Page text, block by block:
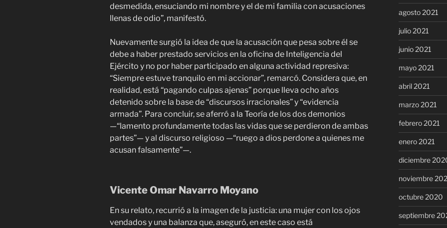
desmedida, ensuciando mi nombre y el de mi familia con acusaciones
llenas de odio”, manifestó.
Nuevamente surgió la idea de que la acusación que pesa sobre él se
debe a haber prestado servicios en la oficina de Inteligencia del
Ejército y no por haber participado en alguna actividad represiva:
“Siempre estuve tranquilo en mi accionar”, remarcó. Considera que, en
realidad, está “pagando culpas ajenas” porque lleva ocho años
detenido sobre la base de “discursos irracionales” y “evidencia
armada”. Para concluir, se aferró a la Teoría de los dos demonios
—“lamento profundamente todas las vidas que se perdieron de ambas
partes”— y al discurso religioso —“ruego a dios perdone a quienes me
acusan falsamente”—.
Vicente Omar Navarro Moyano
En su relato, recurrió a la imagen de la justicia: una mujer con los ojos
vendados y una balanza que, aseguró, en este caso está
agosto 2021
julio 2021
junio 2021
mayo 2021
abril 2021
marzo 2021
febrero 2021
enero 2021
diciembre
noviembre
octubre 2020
septiembre